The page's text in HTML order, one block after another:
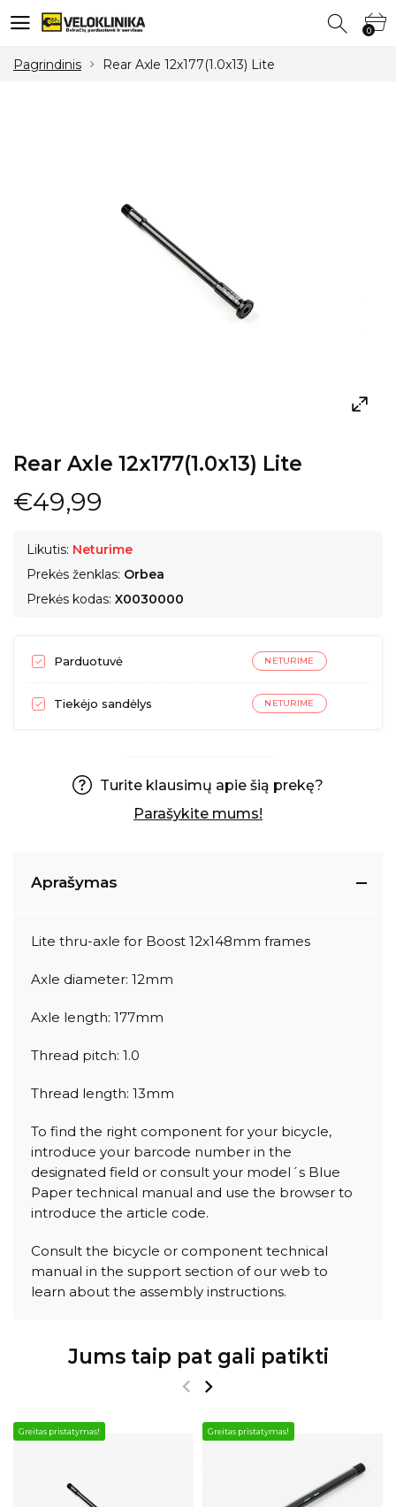
0 0
Pagrindinis Rear Axle 12x177(1.0x13) Lite
Rear Axle 12x177(1.0x13) Lite
€49,99
Likutis: Neturime
Prekės ženklas: Orbea
Prekės kodas: X0030000
Parduotuvė NETURIME
Tiekėjo sandėlys NETURIME
Turite klausimų apie šią prekę?
Parašykite mums!
Aprašymas
Lite thru-axle for Boost 12x148mm frames
Axle diameter: 12mm
Axle length: 177mm
Thread pitch: 1.0
Thread length: 13mm
To find the right component for your bicycle,
introduce your barcode number in the
designated field or consult your model´s Blue
Paper technical manual and use the browser to
introduce the article code.
Consult the bicycle or component technical
manual in the support section of our web to
learn about the assembly instructions.
Jums taip pat gali patikti
Greitas pristatymas! Greitas pristatymas!